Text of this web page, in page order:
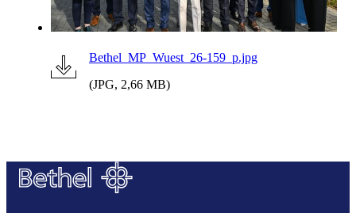
Bethel_MP_Wuest_26-159_p.jpg
(JPG, 2,66 MB)